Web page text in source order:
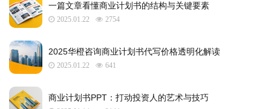
一篇文章看懂商业计划书的结构与关键要素
2025.01.22 2754
2025华橙咨询商业计划书代写价格透明化解读
2025.01.22 641
​商业计划书PPT：打动投资人的艺术与技巧